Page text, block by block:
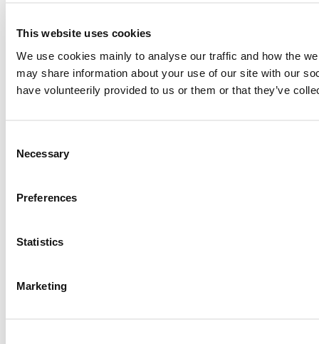
This website uses cookies
We use cookies mainly to analyse our traffic and how the
may share information about your use of our site with our
have volunteerily provided to us or them or that they’ve
Selection
Necessary
Preferences
Statistics
Marketing